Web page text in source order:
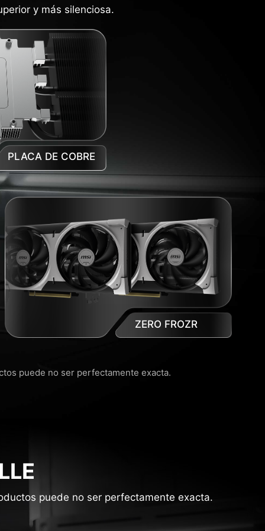
y más silenciosa.
PLACA DE COBRE
ZERO FROZR
puede no ser perfectamente exacta.
puede no ser perfectamente exacta.